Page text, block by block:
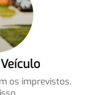
os imprevistos.